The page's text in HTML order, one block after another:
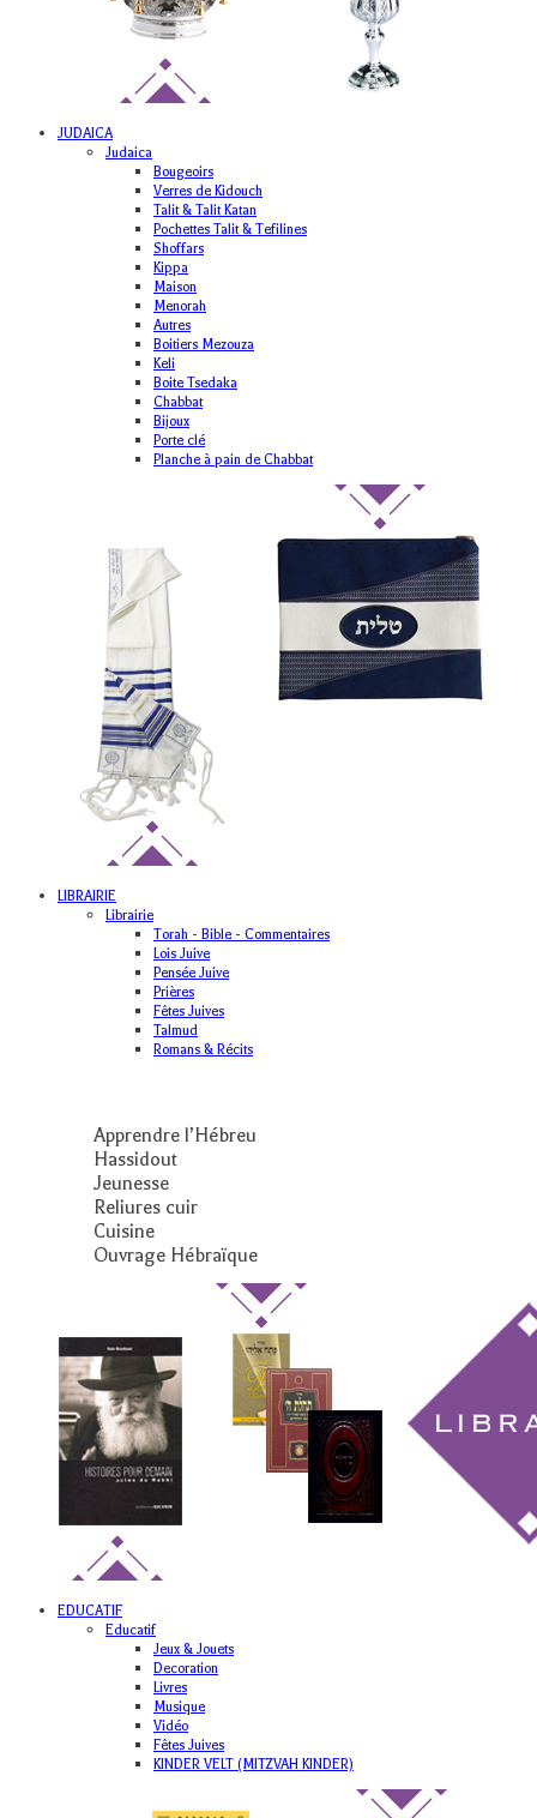
JUDAICA
Judaica
Bougeoirs
Verres de Kidouch
Talit & Talit Katan
Pochettes Talit & Tefilines
Shoffars
Kippa
Maison
Menorah
Autres
Boitiers Mezouza
Keli
Boite Tsedaka
Chabbat
Bijoux
Porte clé
Planche à pain de Chabbat
LIBRAIRIE
Librairie
Torah - Bible - Commentaires
Lois Juive
Pensée Juive
Prières
Fêtes Juives
Talmud
Romans & Récits
Apprendre l’Hébreu
Hassidout
Jeunesse
Reliures cuir
Cuisine
Ouvrage Hébraïque
EDUCATIF
Educatif
Jeux & Jouets
Decoration
Livres
Musique
Vidéo
Fêtes Juives
KINDER VELT (MITZVAH KINDER)